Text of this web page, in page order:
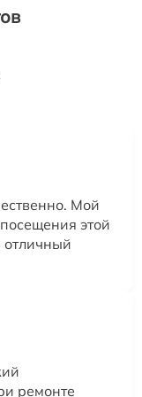
Мой
этой
отличный
ремонте